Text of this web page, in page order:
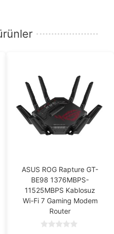
ASUS ROG Rapture GT-
BE98 1376MBPS-
11525MBPS Kablosuz
Wi-Fi 7 Gaming Modem
Router